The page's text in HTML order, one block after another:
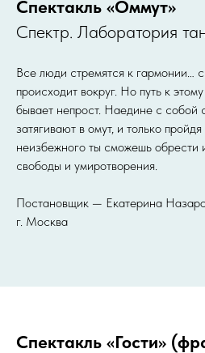
Спектакль «Оммут»
Спектр. Лаборатория
Все люди стремятся к гармонии…
происходит вокруг. Но путь к
бывает непрост. Наедине с собой
затягивают в омут, и только
неизбежного ты сможешь
свободы и умиротворения.
Постановщик — Екатерина
г. Москва
Спектакль «Гости»